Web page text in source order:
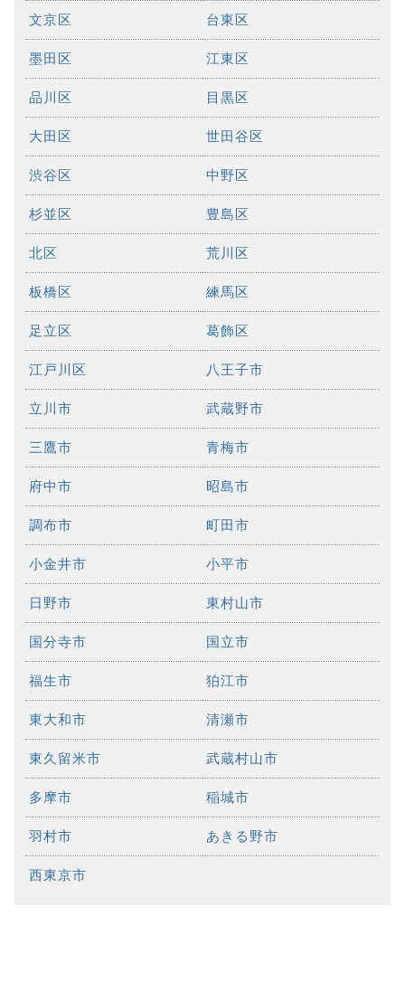
文京区 台東区
墨田区 江東区
品川区 目黒区
大田区 世田谷区
渋谷区 中野区
杉並区 豊島区
北区 荒川区
板橋区 練馬区
足立区 葛飾区
江戸川区 八王子市
立川市 武蔵野市
三鷹市 青梅市
府中市 昭島市
調布市 町田市
小金井市 小平市
日野市 東村山市
国分寺市 国立市
福生市 狛江市
東大和市 清瀬市
東久留米市 武蔵村山市
多摩市 稲城市
羽村市 あきる野市
西東京市